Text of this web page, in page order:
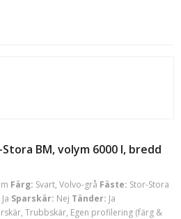
BM, volym 6000 l, bredd
Färg: Svart, Volvo-grå Fäste: Stor-Stora
Ja Sparskär: Nej Tänder: Ja
Trubbskär, Egen profilering (färg &